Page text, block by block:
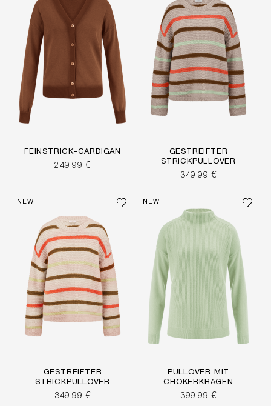
FEINSTRICK-CARDIGAN
249,99 €
GESTREIFTER
STRICKPULLOVER
349,99 €
NEW
GESTREIFTER
STRICKPULLOVER
349,99 €
NEW
PULLOVER MIT
CHOKERKRAGEN
399,99 €